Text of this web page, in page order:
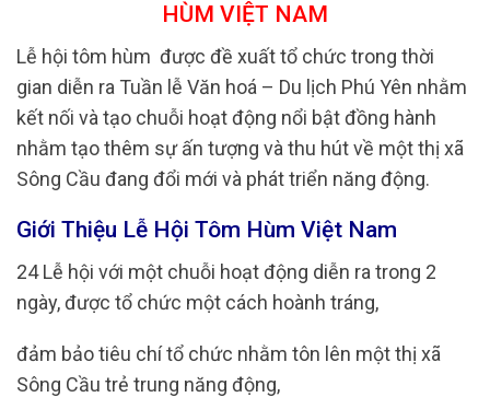
HÙM VIỆT NAM
Lễ hội tôm hùm được đề xuất tổ chức trong thời
gian diễn ra Tuần lễ Văn hoá – Du lịch Phú Yên nhằm
kết nối và tạo chuỗi hoạt động nổi bật đồng hành
nhằm tạo thêm sự ấn tượng và thu hút về một thị xã
Sông Cầu đang đổi mới và phát triển năng động.
Giới Thiệu Lễ Hội Tôm Hùm Việt Nam
24 Lễ hội với một chuỗi hoạt động diễn ra trong 2
ngày, được tổ chức một cách hoành tráng,
đảm bảo tiêu chí tổ chức nhằm tôn lên một thị xã
Sông Cầu trẻ trung năng động,